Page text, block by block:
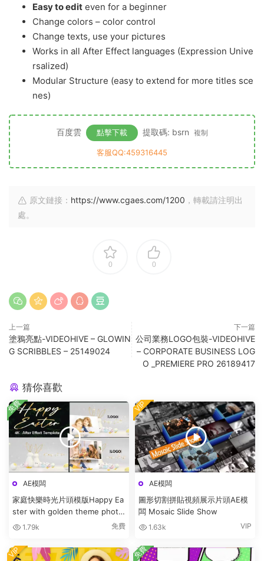
Easy to edit even for a beginner
Change colors – color control
Change texts, use your pictures
Works in all After Effect languages (Expression Unive
rsalized)
Modular Structure (easy to extend for more titles sce
nes)
百度雲 點擊下載 提取碼: bsrn 複制
客服QQ:459316445
原文鏈接： https://www.cgaes.com/1200 ，轉載請注明出
處。
0 0
上一篇
塗鴉亮點-VIDEOHIVE – GLOWIN
G SCRIBBLES – 25149024
下一篇
公司業務LOGO包裝-VIDEOHIVE
– CORPORATE BUSINESS LOG
O _PREMIERE PRO 26189417
猜你喜歡
AE模闆
家庭快樂時光片頭模版Happy Ea
ster with golden theme photo
bunny
1.79k 免費
免費
AE模闆
圖形切割拼貼視頻展示片頭AE模
闆 Mosaic Slide Show
1.63k VIP
VIP
VIP 免費